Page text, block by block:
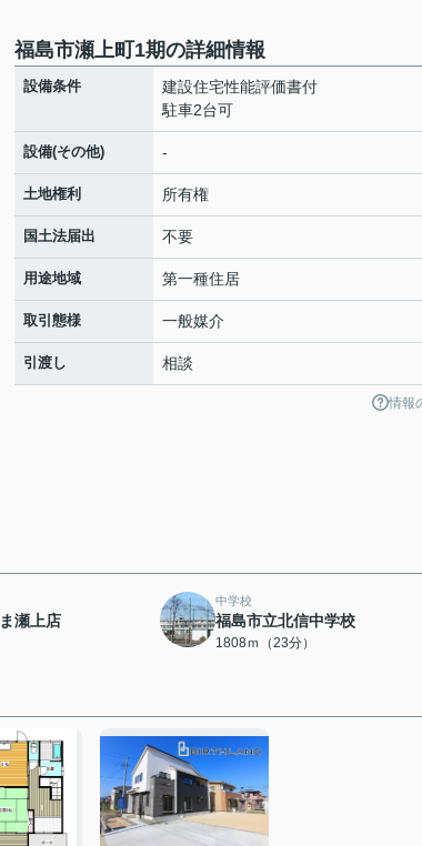
福島市瀬上町1期の詳細情報
設備条件
建設住宅性能評価書付
駐車2台可
設備(その他) -
土地権利 所有権
国土法届出 不要
用途地域 第一種住居
取引態様 一般媒介
引渡し 相談
情報
瀬上店
中学校
福島市立北信中学校
1808ｍ（23分）